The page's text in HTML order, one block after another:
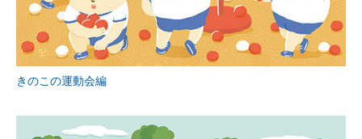
きのこの運動会編